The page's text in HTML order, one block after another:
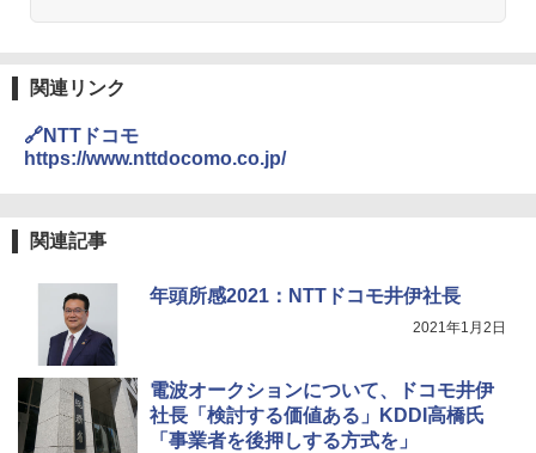
関連リンク
🔗NTTドコモ
https://www.nttdocomo.co.jp/
関連記事
年頭所感2021：NTTドコモ井伊社長
2021年1月2日
電波オークションについて、ドコモ井伊
社長「検討する価値ある」KDDI高橋氏
「事業者を後押しする方式を」